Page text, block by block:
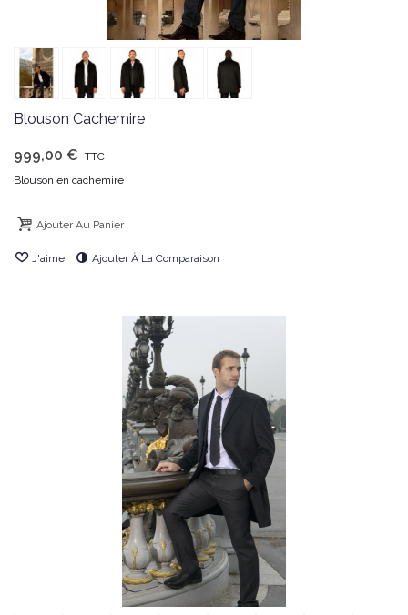
Blouson Cachemire
999,00 € TTC
Blouson en cachemire
Ajouter Au Panier
J'aime Ajouter À La Comparaison